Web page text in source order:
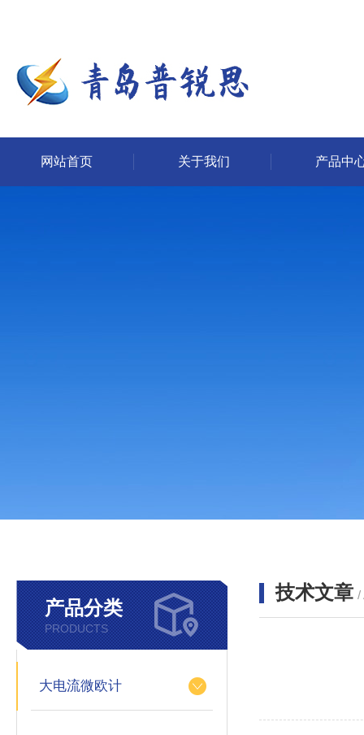
网站首页 关于我们 产品中
产品分类
PRODUCTS
大电流微欧计
技术文章 /